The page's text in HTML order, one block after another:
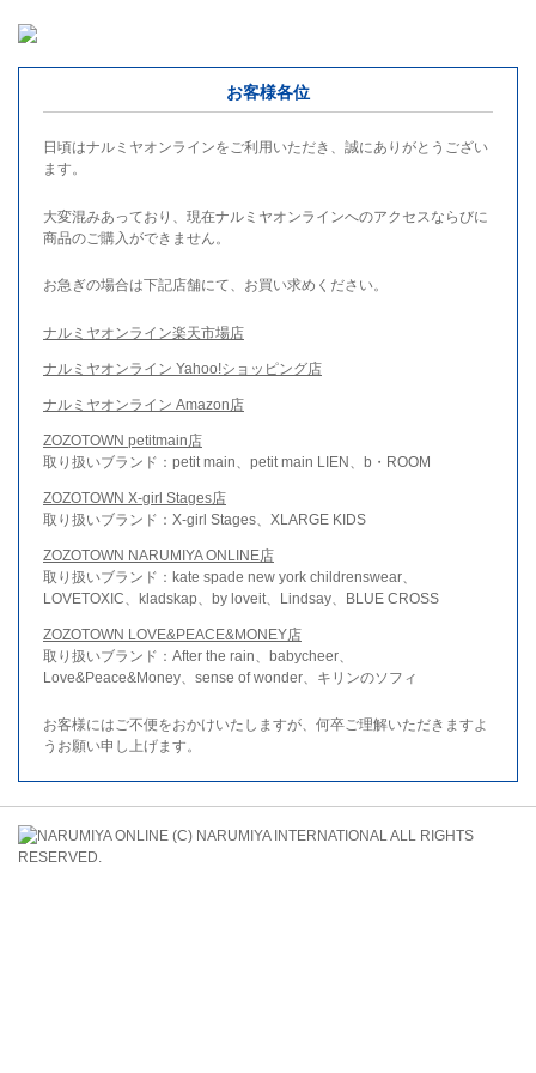
お客様各位
日頃はナルミヤオンラインをご利用いただき、誠にありがとうござい
ます。
大変混みあっており、現在ナルミヤオンラインへのアクセスならびに
商品のご購入ができません。
お急ぎの場合は下記店舗にて、お買い求めください。
ナルミヤオンライン楽天市場店
ナルミヤオンライン Yahoo!ショッピング店
ナルミヤオンライン Amazon店
ZOZOTOWN petitmain店
取り扱いブランド：petit main、petit main LIEN、b・ROOM
ZOZOTOWN X-girl Stages店
取り扱いブランド：X-girl Stages、XLARGE KIDS
ZOZOTOWN NARUMIYA ONLINE店
取り扱いブランド：kate spade new york childrenswear、
LOVETOXIC、kladskap、by loveit、Lindsay、BLUE CROSS
ZOZOTOWN LOVE&PEACE&MONEY店
取り扱いブランド：After the rain、babycheer、
Love&Peace&Money、sense of wonder、キリンのソフィ
お客様にはご不便をおかけいたしますが、何卒ご理解いただきますよ
うお願い申し上げます。